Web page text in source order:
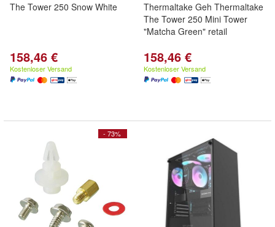
The Tower 250 Snow White
158,46 €
Kostenloser Versand
Thermaltake Geh Thermaltake
The Tower 250 Mini Tower
"Matcha Green" retail
158,46 €
Kostenloser Versand
- 73%